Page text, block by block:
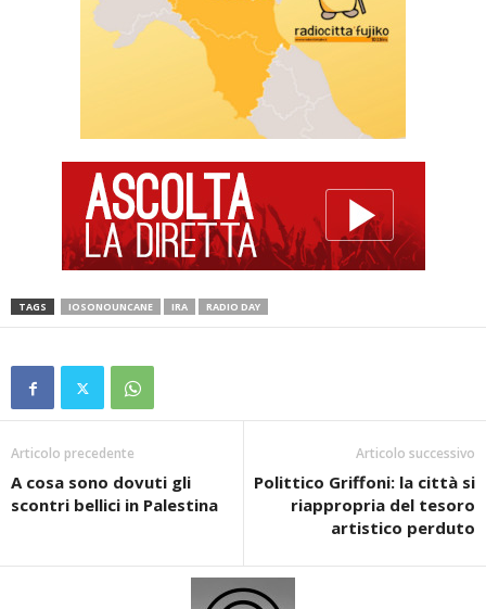
TAGS IOSONOUNCANE IRA RADIO DAY
Articolo precedente
A cosa sono dovuti gli
scontri bellici in Palestina
Articolo successivo
Polittico Griffoni: la città si
riappropria del tesoro
artistico perduto